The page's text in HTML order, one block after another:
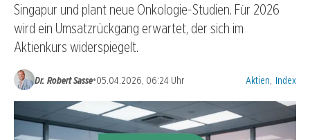
Singapur und plant neue Onkologie-Studien. Für 2026
wird ein Umsatzrückgang erwartet, der sich im
Aktienkurs widerspiegelt.
Dr. Robert Sasse•05.04.2026, 06:24 Uhr Kategorien:
Aktien Index